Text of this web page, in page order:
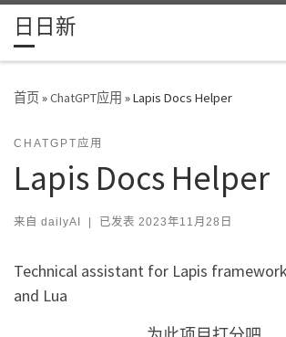
Skip to content
日日新
首页»ChatGPT应用 »Lapis Docs Helper
CHATGPT应用
Lapis Docs Helper
来自 dailyAI | 已发表 2023年11月28日
Technical assistant for Lapis
and Lua